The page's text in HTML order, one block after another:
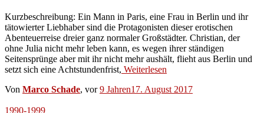
Kurzbeschreibung: Ein Mann in Paris, eine Frau in Berlin und ihr
tätowierter Liebhaber sind die Protagonisten dieser erotischen
Abenteuerreise dreier ganz normaler Großstädter. Christian, der
ohne Julia nicht mehr leben kann, es wegen ihrer ständigen
Seitensprünge aber mit ihr nicht mehr aushält, flieht aus Berlin und
setzt sich eine Achtstundenfrist, Weiterlesen
Von Marco Schade, vor9 Jahren17. August 2017
1990-1999